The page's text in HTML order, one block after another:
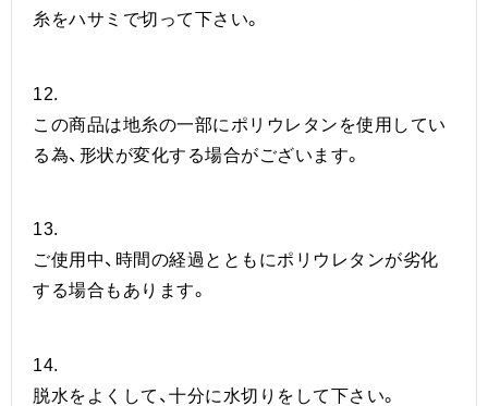
糸をハサミで切って下さい。
12.
この商品は地糸の一部にポリウレタンを使用してい
る為、形状が変化する場合がございます。
13.
ご使用中、時間の経過とともにポリウレタンが劣化
する場合もあります。
14.
脱水をよくして、十分に水切りをして下さい。